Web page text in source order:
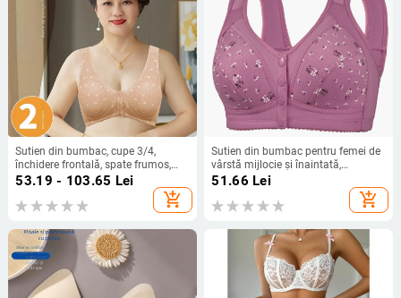
Sutien din bumbac, cupe 3/4,
închidere frontală, spate frumos,
push-up
53.19 - 103.65 Lei
add_shopping_cart
Sutien din bumbac pentru femei de
vârstă mijlocie și înaintată,
închidere frontală, cupe subțiri,
51.66 Lei
add_shopping_cart